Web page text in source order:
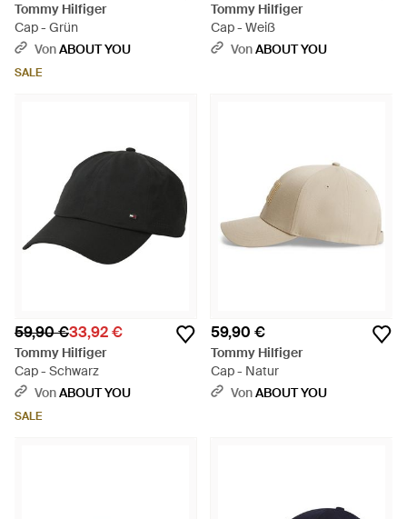
Tommy Hilfiger
Cap - Grün
VonABOUT YOU
SALE
Tommy Hilfiger
Cap - Weiß
VonABOUT YOU
59,90 €33,92 €
Tommy Hilfiger
Cap - Schwarz
VonABOUT YOU
SALE
59,90 €
Tommy Hilfiger
Cap - Natur
VonABOUT YOU